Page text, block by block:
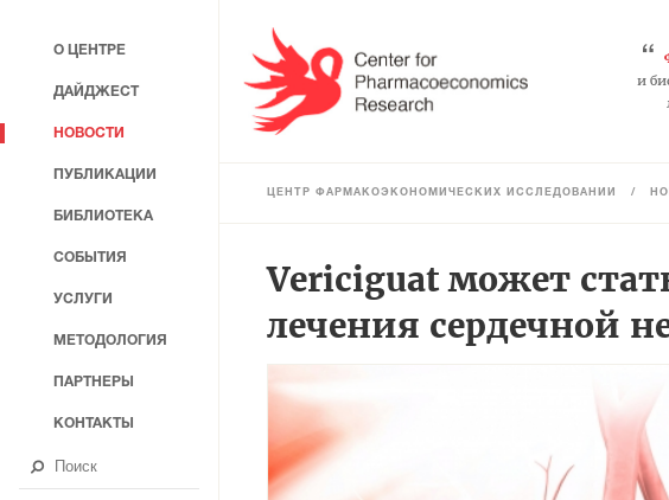
“
и
ЦЕНТР ФАРМАКОЭКОНОМИЧЕСКИХ ИССЛЕДОВАНИЙ /
Vericiguat может
лечения сердечной
О ЦЕНТРЕ
ДАЙДЖЕСТ
НОВОСТИ
ПУБЛИКАЦИИ
БИБЛИОТЕКА
СОБЫТИЯ
УСЛУГИ
МЕТОДОЛОГИЯ
ПАРТНЕРЫ
КОНТАКТЫ